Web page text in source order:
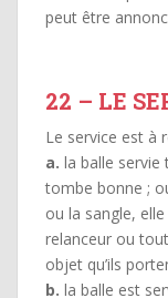
peut être
22 – LE
Le service est à
a. la balle servie
tombe bonne ;
ou la sangle,
relanceur ou
objet qu’ils
b. la balle est